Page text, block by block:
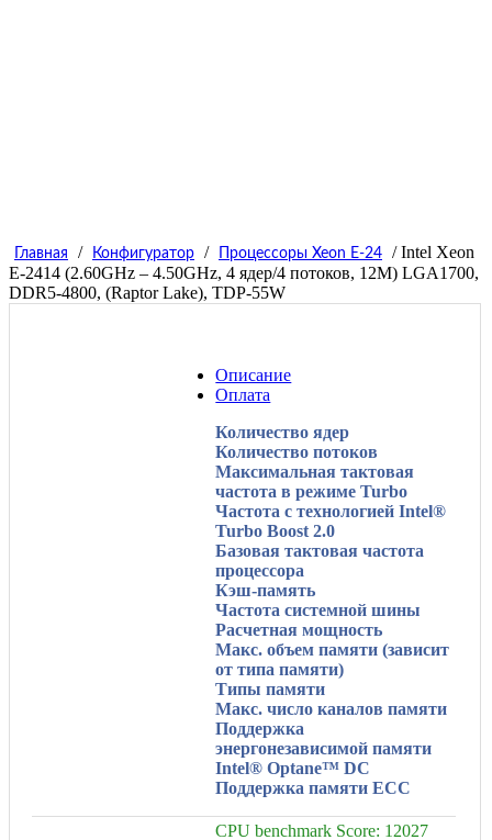
Главная / Конфигуратор / Процессоры Xeon E-24
/ Intel Xeon
E-2414 (2.60GHz – 4.50GHz, 4 ядер/4 потоков, 12M) LGA1700,
DDR5-4800, (Raptor Lake), TDP-55W
Описание
Оплата
Количество ядер
Количество потоков
Максимальная тактовая
частота в режиме Turbo
Частота с технологией Intel®
Turbo Boost 2.0
Базовая тактовая частота
процессора
Кэш-память
Частота системной шины
Расчетная мощность
Макс. объем памяти (зависит
от типа памяти)
Типы памяти
Макс. число каналов памяти
Поддержка
энергонезависимой памяти
Intel® Optane™ DC
Поддержка памяти ECC
CPU benchmark Score: 12027